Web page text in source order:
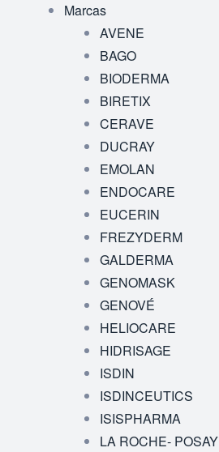
Marcas
AVENE
BAGO
BIODERMA
BIRETIX
CERAVE
DUCRAY
EMOLAN
ENDOCARE
EUCERIN
FREZYDERM
GALDERMA
GENOMASK
GENOVÉ
HELIOCARE
HIDRISAGE
ISDIN
ISDINCEUTICS
ISISPHARMA
LA ROCHE- POSAY